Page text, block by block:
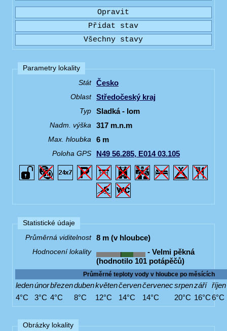
Parametry lokality
Stát
Česko
Oblast Středočeský kraj
Typ Sladká - lom
Nadm. výška 317 m.n.m
Max. hloubka 6 m
Poloha GPS N49 56.285, E014 03.105
Statistické údaje
Průměrná viditelnost
8 m (v hloubce)
Hodnocení lokality
- Velmi pěkná
(hodnotilo 101 potápěčů)
Průměrné teploty vody v hloubce po měsících
ledenúnorbřezendubenkvětenčervenčervenecsrpenzáří říjen
4°C
3°C 4°C 8°C 12°C 14°C 14°C 20°C 16°C6°C
Obrázky lokality